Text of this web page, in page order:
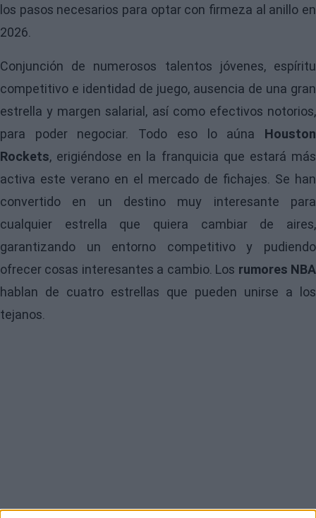
los pasos necesarios para optar con firmeza al anillo en
2026.
Conjunción de numerosos talentos jóvenes, espíritu
competitivo e identidad de juego, ausencia de una gran
estrella y margen salarial, así como efectivos notorios,
para poder negociar. Todo eso lo aúna Houston
Rockets, erigiéndose en la franquicia que estará más
activa este verano en el mercado de fichajes. Se han
convertido en un destino muy interesante para
cualquier estrella que quiera cambiar de aires,
garantizando un entorno competitivo y pudiendo
ofrecer cosas interesantes a cambio. Los rumores NBA
hablan de cuatro estrellas que pueden unirse a los
tejanos.